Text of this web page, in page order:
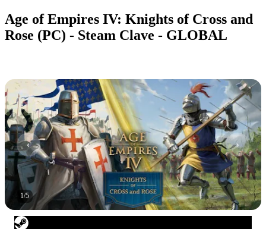
Age of Empires IV: Knights of Cross and
Rose (PC) - Steam Clave - GLOBAL
1/5